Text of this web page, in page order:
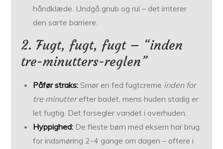
håndklæde. Undgå gnub og rul – det irriterer
den sarte barriere.
2. Fugt, fugt, fugt – “inden
tre-minutters-reglen”
Påfør straks: Smør en fed fugtcreme inden for
tre minutterefter badet, mens huden stadig er
let fugtig. Det forsegler vandet i overhuden.
Hyppighed: De fleste børn med eksem har brug
for indsmøring 2-4 gange om dagen – oftere i